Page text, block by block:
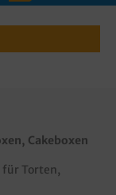
Cakeboxen
Torten,